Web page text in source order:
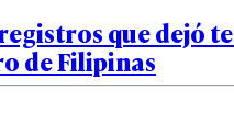
registros que dejó
de Filipinas